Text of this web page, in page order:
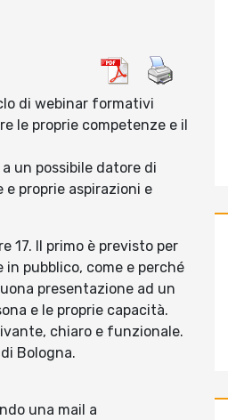
di webinar formativi
le proprie competenze e il
un possibile datore di
e proprie aspirazioni e
17. Il primo è previsto per
pubblico, come e perché
presentazione ad un
e le proprie capacità.
chiaro e funzionale.
Bologna.
una mail a